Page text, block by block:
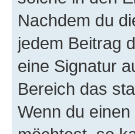
Nachdem du
jedem Beitrag
eine Signatur
Bereich das
Wenn du